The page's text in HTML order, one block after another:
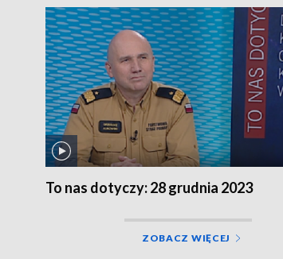
To nas dotyczy: 28 grudnia 2023
ZOBACZ WIĘCEJ